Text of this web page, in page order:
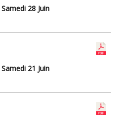
28 Juin
21 Juin